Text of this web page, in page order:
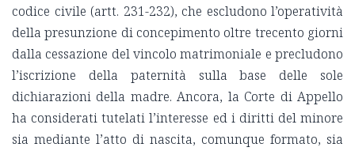
codice civile (artt. 231-232), che escludono l’operatività
della presunzione di concepimento oltre trecento giorni
dalla cessazione del vincolo matrimoniale e precludono
l’iscrizione della paternità sulla base delle sole
dichiarazioni della madre. Ancora, la Corte di Appello
ha considerati tutelati l’interesse ed i diritti del minore
sia mediante l’atto di nascita, comunque formato, sia